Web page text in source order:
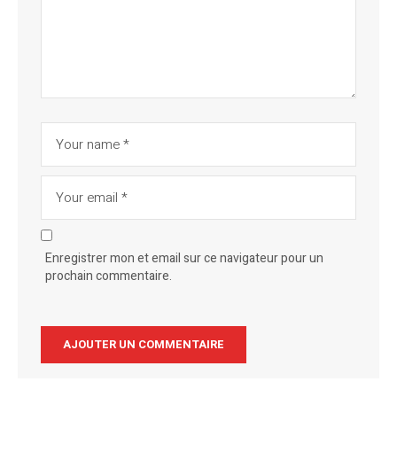
Enregistrer mon et email sur ce navigateur pour un
prochain commentaire.